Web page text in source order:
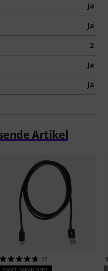
Ja
Ja
2
Ja
Ja
Artikel
77
PASST GARANTIERT